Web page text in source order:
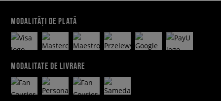
MODALITĂȚI DE PLATĂ
MODALITATE DE LIVRARE